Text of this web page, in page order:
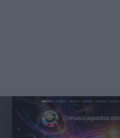
@musicapuntocom